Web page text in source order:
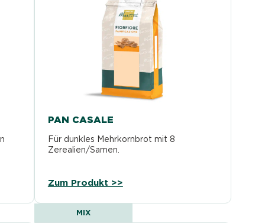
PAN CASALE
Für dunkles Mehrkornbrot mit 8
Zerealien/Samen.
Zum Produkt >>
MIX